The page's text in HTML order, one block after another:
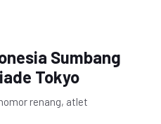
Sumbang
Tokyo
renang, atlet